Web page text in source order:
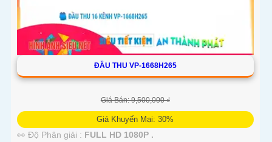
ĐẦU THU VP-1668H265
Giá Bán: 9,500,000 ₫
Giá Khuyến Mại: 30%
👀 Độ Phân giải : FULL HD 1080P .